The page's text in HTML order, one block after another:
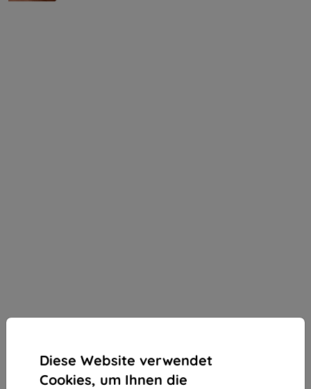
Diese Website verwendet
Cookies, um Ihnen die